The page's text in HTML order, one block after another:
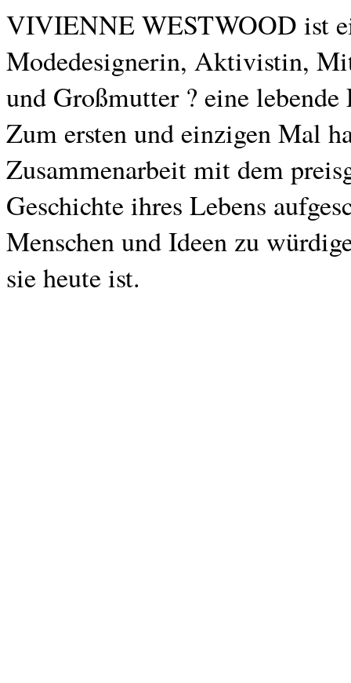
VIVIENNE WESTWOOD ist
Modedesignerin, Aktivistin,
und Großmutter ? eine lebende
Zum ersten und einzigen Mal
Zusammenarbeit mit dem
Geschichte ihres Lebens
Menschen und Ideen zu
sie heute ist.